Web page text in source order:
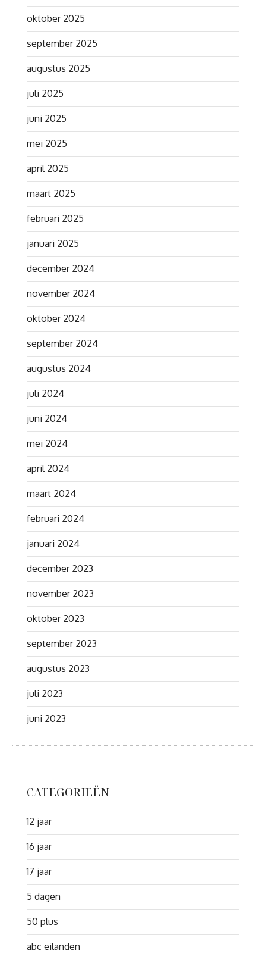
oktober 2025
september 2025
augustus 2025
juli 2025
juni 2025
mei 2025
april 2025
maart 2025
februari 2025
januari 2025
december 2024
november 2024
oktober 2024
september 2024
augustus 2024
juli 2024
juni 2024
mei 2024
april 2024
maart 2024
februari 2024
januari 2024
december 2023
november 2023
oktober 2023
september 2023
augustus 2023
juli 2023
juni 2023
CATEGORIEËN
12 jaar
16 jaar
17 jaar
5 dagen
50 plus
abc eilanden